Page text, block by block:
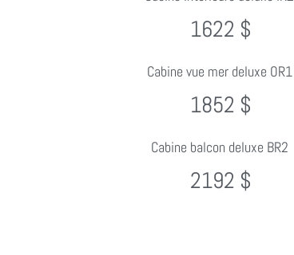
1622 $
Cabine vue mer deluxe OR1
1852 $
Cabine balcon deluxe BR2
2192 $